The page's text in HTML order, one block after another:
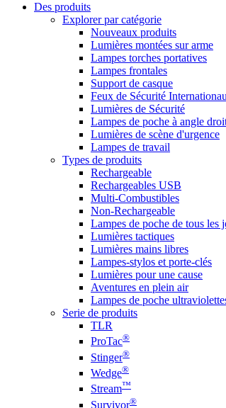
Des produits
Explorer par catégorie
Nouveaux produits
Lumières montées sur arme
Lampes torches portatives
Lampes frontales
Support de casque
Feux de Sécurité
Lumières de Sécurité
Lampes de poche à angle
Lumières de scène d'urgence
Lampes de travail
Types de produits
Rechargeable
Rechargeables USB
Multi-Combustibles
Non-Rechargeable
Lampes de poche de tous les
Lumières tactiques
Lumières mains libres
Lampes-stylos et porte-clés
Lumières pour une cause
Aventures en plein air
Lampes de poche
Serie de produits
TLR
ProTac®
Stinger®
Wedge®
Stream™
Survivor®